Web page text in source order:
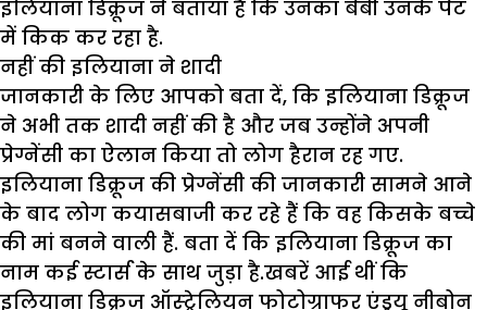
इलियाना डिक्रूज ने बताया है कि उनका बेबी उनके पेट
में किक कर रहा है.
नहीं की इलियाना ने शादी
जानकारी के लिए आपको बता दें, कि इलियाना डिक्रूज
ने अभी तक शादी नहीं की है और जब उन्होंने अपनी
प्रेग्नेंसी का ऐलान किया तो लोग हैरान रह गए.
इलियाना डिक्रूज की प्रेग्नेंसी की जानकारी सामने आने
के बाद लोग कयासबाजी कर रहे हैं कि वह किसके बच्चे
की मां बनने वाली हैं. बता दें कि इलियाना डिक्रूज का
नाम कई स्टार्स के साथ जुड़ा है.खबरें आई थीं कि
इलियाना डिक्रूज ऑस्ट्रेलियन फोटोग्राफर एंड्रयू नीबोन